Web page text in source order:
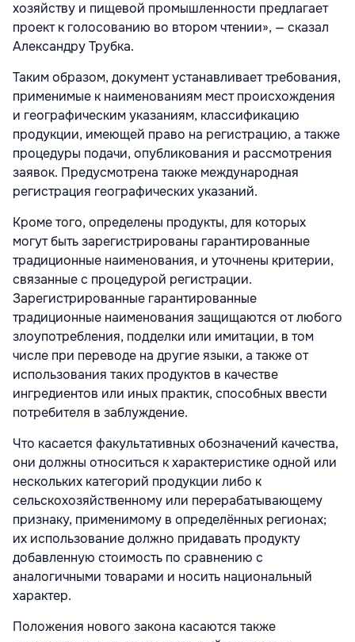
хозяйству и пищевой промышленности предлагает
проект к голосованию во втором чтении», — сказал
Александру Трубка.
Таким образом, документ устанавливает требования,
применимые к наименованиям мест происхождения
и географическим указаниям, классификацию
продукции, имеющей право на регистрацию, а также
процедуры подачи, опубликования и рассмотрения
заявок. Предусмотрена также международная
регистрация географических указаний.
Кроме того, определены продукты, для которых
могут быть зарегистрированы гарантированные
традиционные наименования, и уточнены критерии,
связанные с процедурой регистрации.
Зарегистрированные гарантированные
традиционные наименования защищаются от любого
злоупотребления, подделки или имитации, в том
числе при переводе на другие языки, а также от
использования таких продуктов в качестве
ингредиентов или иных практик, способных ввести
потребителя в заблуждение.
Что касается факультативных обозначений качества,
они должны относиться к характеристике одной или
нескольких категорий продукции либо к
сельскохозяйственному или перерабатывающему
признаку, применимому в определённых регионах;
их использование должно придавать продукту
добавленную стоимость по сравнению с
аналогичными товарами и носить национальный
характер.
Положения нового закона касаются также